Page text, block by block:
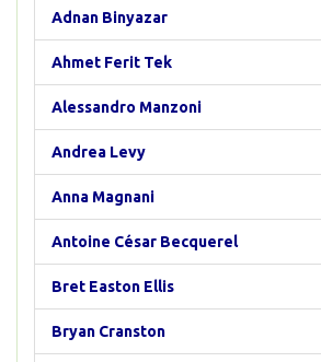
Adnan Binyazar
Ahmet Ferit Tek
Alessandro Manzoni
Andrea Levy
Anna Magnani
Antoine César Becquerel
Bret Easton Ellis
Bryan Cranston